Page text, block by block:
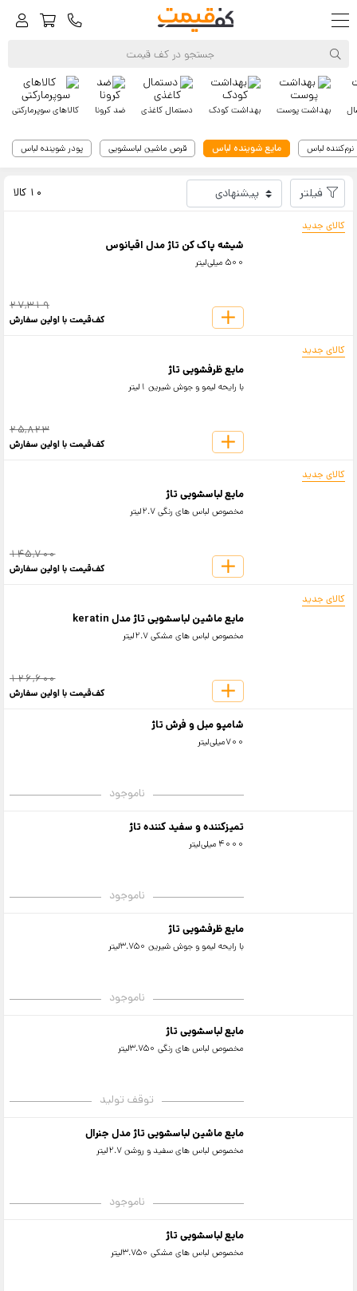
کالاهای سوپرمارکتی ضد کرونا دستمال کاغذی بهداشت کودک بهداشت پوست
پودر شوینده لباس قرص ماشین لباسشویی مایع شوینده لباس نرم‌کننده لباس
کف‌قیمت
تاژ
فیلتر
10 کالا
کالای جدید
شیشه پاک کن تاژ مدل اقیانوس
500 میلی‌لیتر
27,319
کف‌قیمت با اولین سفارش
کالای جدید
مایع ظرفشویی تاژ
با رایحه لیمو و جوش شیرین 1لیتر
25,823
کف‌قیمت با اولین سفارش
کالای جدید
مایع لباسشویی تاژ
مخصوص لباس های رنگی 2.7لیتر
145,700
کف‌قیمت با اولین سفارش
کالای جدید
مایع ماشین لباسشویی تاژ مدل keratin
مخصوص لباس های مشکی 2.7لیتر
126,600
کف‌قیمت با اولین سفارش
شامپو مبل و فرش تاژ
700میلی‌لیتر
ناموجود
تمیزکننده و سفید کننده تاژ
4000 میلی‌لیتر
ناموجود
مایع ظرفشویی تاژ
با رایحه لیمو و جوش شیرین 3.750لیتر
ناموجود
مایع لباسشویی تاژ
مخصوص لباس های رنگی 3.750لیتر
توقف تولید
مایع ماشین لباسشویی تاژ مدل جنرال
مخصوص لباس های سفید و روشن 2.7لیتر
ناموجود
مایع لباسشویی تاژ
مخصوص لباس های مشکی 3.750لیتر